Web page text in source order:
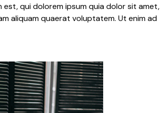
qui dolorem ipsum quia dolor sit amet,
aliquam quaerat voluptatem. Ut enim ad